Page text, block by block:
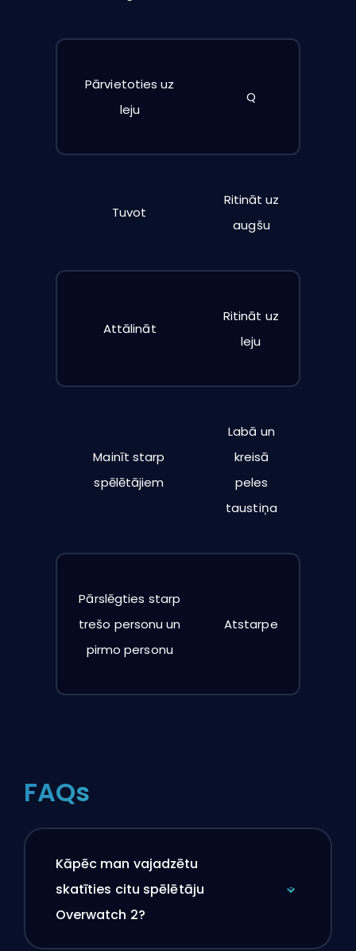
Pārvietoties uz
leju
Q
Tuvot
Ritināt uz
augšu
Attālināt
Ritināt uz
leju
Mainīt starp
spēlētājiem
Labā un
kreisā
peles
taustiņa
Pārslēgties starp
trešo personu un
pirmo personu
Atstarpe
FAQs
Kāpēc man vajadzētu
skatīties citu spēlētāju
Overwatch 2?